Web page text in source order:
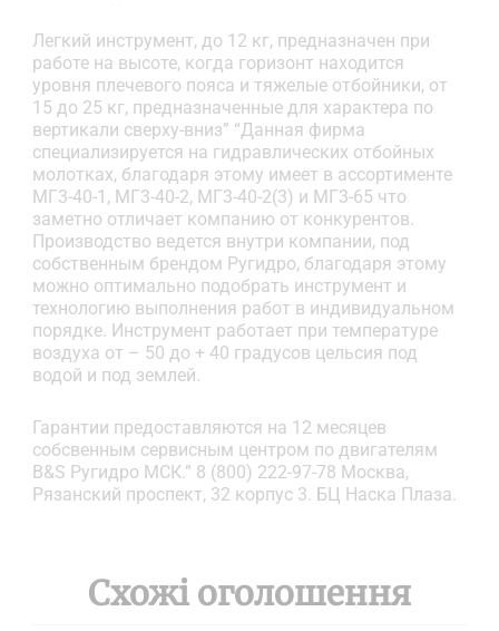
Легкий инструмент, до 12 кг, предназначен при
работе на высоте, когда горизонт находится
уровня плечевого пояса и тяжелые отбойники, от
15 до 25 кг, предназначенные для характера по
вертикали сверху-вниз” “Данная фирма
специализируется на гидравлических отбойных
молотках, благодаря этому имеет в ассортименте
МГ3-40-1, МГ3-40-2, МГ3-40-2(3) и МГ3-65 что
заметно отличает компанию от конкурентов.
Производство ведется внутри компании, под
собственным брендом Ругидро, благодаря этому
можно оптимально подобрать инструмент и
технологию выполнения работ в индивидуальном
порядке. Инструмент работает при температуре
воздуха от – 50 до + 40 градусов цельсия под
водой и под землей.
Гарантии предоставляются на 12 месяцев
собсвенным сервисным центром по двигателям
B&S Ругидро МСК.” 8 (800) 222-97-78 Москва,
Рязанский проспект, 32 корпус 3. БЦ Наска Плаза.
Схожі оголошення